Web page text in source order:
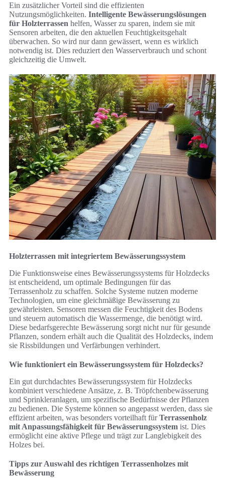
Ein zusätzlicher Vorteil sind die effizienten
Nutzungsmöglichkeiten. Intelligente Bewässerungslösungen
für Holzterrassen helfen, Wasser zu sparen, indem sie mit
Sensoren arbeiten, die den aktuellen Feuchtigkeitsgehalt
überwachen. So wird nur dann gewässert, wenn es wirklich
notwendig ist. Dies reduziert den Wasserverbrauch und schont
gleichzeitig die Umwelt.
Holzterrassen mit integriertem Bewässerungssystem
Die Funktionsweise eines Bewässerungssystems für Holzdecks
ist entscheidend, um optimale Bedingungen für das
Terrassenholz zu schaffen. Solche Systeme nutzen moderne
Technologien, um eine gleichmäßige Bewässerung zu
gewährleisten. Sensoren messen die Feuchtigkeit des Bodens
und steuern automatisch die Wassermenge, die benötigt wird.
Diese bedarfsgerechte Bewässerung sorgt nicht nur für gesunde
Pflanzen, sondern erhält auch die Qualität des Holzdecks, indem
sie Rissbildungen und Verfärbungen verhindert.
Wie funktioniert ein Bewässerungssystem für Holzdecks?
Ein gut durchdachtes Bewässerungssystem für Holzdecks
kombiniert verschiedene Ansätze, z. B. Tröpfchenbewässerung
und Sprinkleranlagen, um spezifische Bedürfnisse der Pflanzen
zu bedienen. Die Systeme können so angepasst werden, dass sie
effizient arbeiten, was besonders vorteilhaft fürTerrassenholz
mit Anpassungsfähigkeit für Bewässerungssystem ist. Dies
ermöglicht eine aktive Pflege und trägt zur Langlebigkeit des
Holzes bei.
Tipps zur Auswahl des richtigen Terrassenholzes mit
Bewässerung